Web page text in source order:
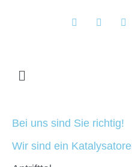
Bei uns sind Sie richtig!
Wir sind ein